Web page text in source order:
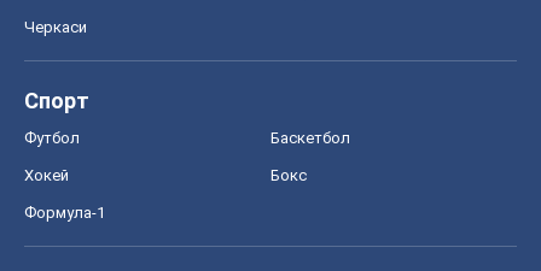
Черкаси
Спорт
Футбол Баскетбол
Хокей Бокс
Формула-1